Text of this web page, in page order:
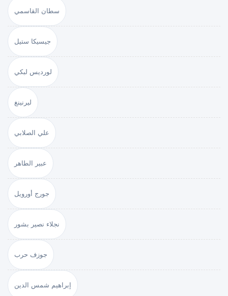
سطان القاسمي
جيسيكا ستيل
لورديس لبكي
ليرنينغ
علي الصلابي
عبير الطاهر
جورج أورويل
نجلاء نصير بشور
جوزف حرب
إبراهيم شمس الدين